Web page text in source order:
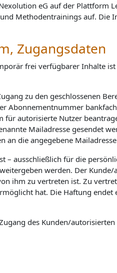
eG auf der Plattform
Methodentrainings auf.
Zugangsdaten
frei verfügbarer Inhalte
zu den geschlossenen
Abonnementnummer
autorisierte Nutzer
Mailadresse gesendet
an die angegebene
– ausschließlich für die
werden. Der
ihm zu vertreten ist. Zu
hat. Die Haftung
des Kunden/